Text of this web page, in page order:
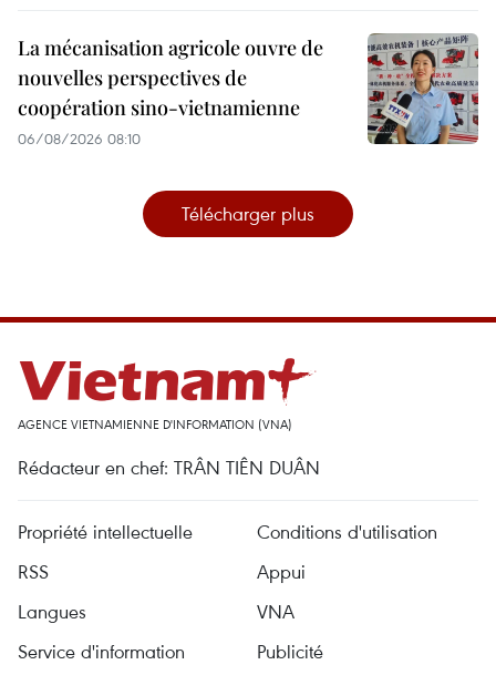
La mécanisation agricole ouvre de
nouvelles perspectives de
coopération sino-vietnamienne
06/08/2026 08:10
Télécharger plus
AGENCE VIETNAMIENNE D'INFORMATION (VNA)
Rédacteur en chef: TRÂN TIÊN DUÂN
Propriété intellectuelle
Conditions d'utilisation
RSS
Appui
Langues
VNA
Service d'information
Publicité